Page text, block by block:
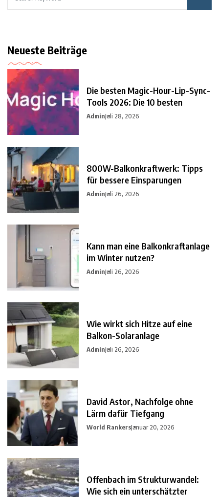
Neueste Beiträge
Die besten Magic-Hour-Lip-Sync-
Tools 2026: Die 10 besten
AdminJuli 28, 2026
800W-Balkonkraftwerk: Tipps
für bessere Einsparungen
AdminJuli 26, 2026
Kann man eine Balkonkraftanlage
im Winter nutzen?
AdminJuli 26, 2026
Wie wirkt sich Hitze auf eine
Balkon-Solaranlage
AdminJuli 26, 2026
David Astor, Nachfolge ohne
Lärm dafür Tiefgang
World RankersJanuar 20, 2026
Offenbach im Strukturwandel:
Wie sich ein unterschätzter